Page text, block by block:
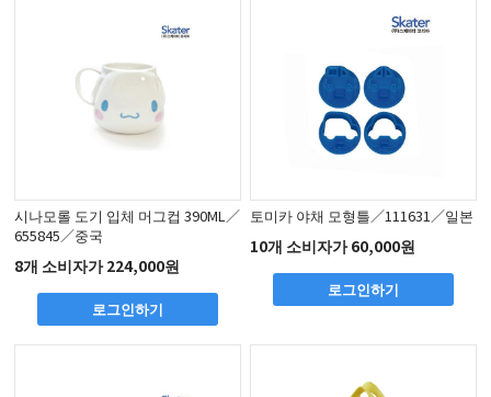
시나모롤 도기 입체 머그컵 390ML／
655845／중국
8개 소비자가 224,000원
로그인하기
토미카 야채 모형틀／111631／일본
10개 소비자가 60,000원
로그인하기